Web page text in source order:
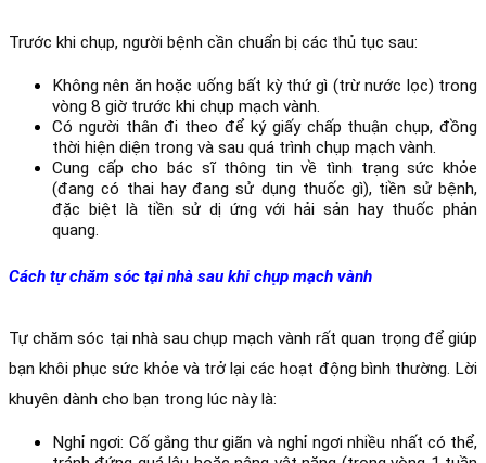
Trước khi chụp, người bệnh cần chuẩn bị các thủ tục sau:
Không nên ăn hoặc uống bất kỳ thứ gì (trừ nước lọc) trong
vòng 8 giờ trước khi chụp mạch vành.
Có người thân đi theo để ký giấy chấp thuận chụp, đồng
thời hiện diện trong và sau quá trình chụp mạch vành.
Cung cấp cho bác sĩ thông tin về tình trạng sức khỏe
(đang có thai hay đang sử dụng thuốc gì), tiền sử bệnh,
đặc biệt là tiền sử dị ứng với hải sản hay thuốc phản
quang.
Cách tự chăm sóc tại nhà sau khi chụp mạch vành
Tự chăm sóc tại nhà sau chụp mạch vành rất quan trọng để giúp
bạn khôi phục sức khỏe và trở lại các hoạt động bình thường. Lời
khuyên dành cho bạn trong lúc này là:
Nghỉ ngơi: Cố gắng thư giãn và nghỉ ngơi nhiều nhất có thể,